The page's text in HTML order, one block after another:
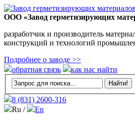
ООО «Завод герметизирующих
разработчик и производитель
конструкций и технологий
Подробнее о заводе >>
обратная связь
как нас найти
8 (831) 2600-316
Ru /
En